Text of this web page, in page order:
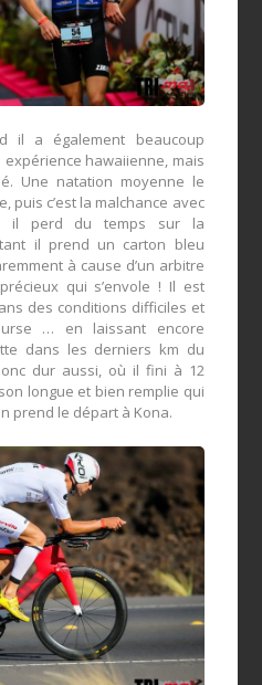
il a également beaucoup
hawaiienne, mais
Une natation moyenne le
puis c’est la malchance avec
il perd du temps sur la
il prend un carton bleu
à cause d’un arbitre
qui s’envole ! Il est
des conditions difficiles et
… en laissant encore
dans les derniers km du
dur aussi, où il fini à 12
longue et bien remplie qui
prend le départ à Kona.